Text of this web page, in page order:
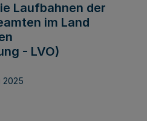
Laufbahnen der
im Land
- LVO)
2025